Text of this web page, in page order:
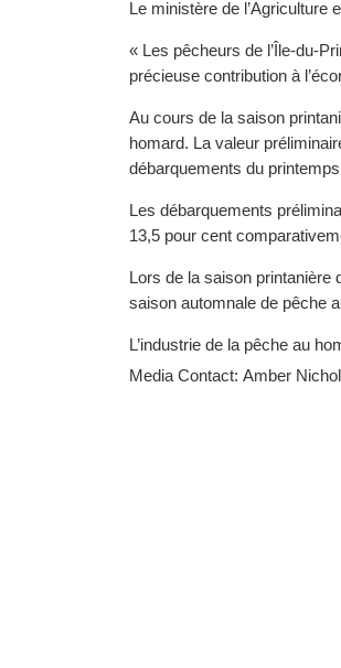
Le ministère de l’Agriculture
« Les pêcheurs de l’Île-du-
précieuse contribution à
Au cours de la saison printanière de 2016,
homard. La valeur
débarquements du
Les débarquements
13,5 pour cent
Lors de la saison printanière
saison automnale de pêche
L’industrie de la pêche au
Media Contact: